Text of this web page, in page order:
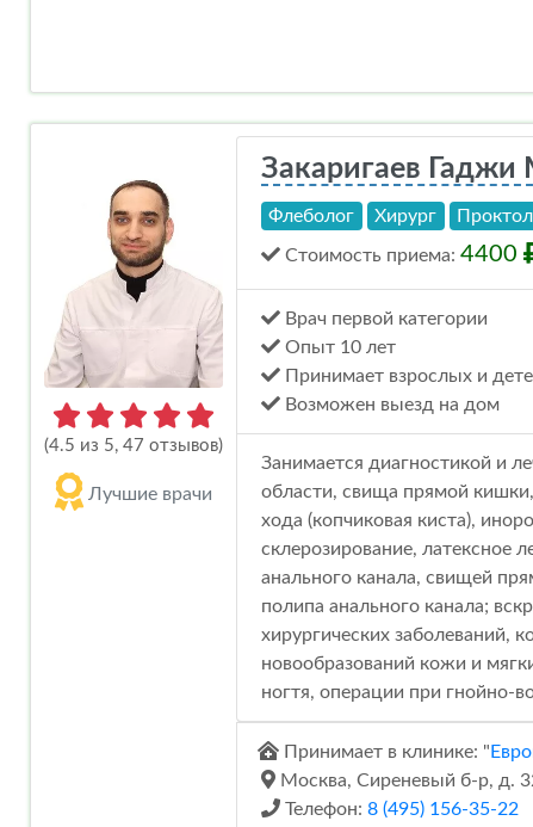
(4.5 из 5, 47 отзывов)
Лучшие врачи
Закаригаев
Флеболог Хирург
Стоимость приема: 4400
Врач первой категории
Опыт 10 лет
Принимает взрослых и
Возможен выезд на дом
Занимается диагностикой и
области, свища прямой
хода (копчиковая киста),
склерозирование, латексное
анального канала, свищей
полипа анального канала;
хирургических заболеваний,
новообразований кожи и
ногтя, операции при гнойно-
Принимает в клинике: "
Москва, Сиреневый б-р, д.
Телефон: 8 (495) 156-35-22